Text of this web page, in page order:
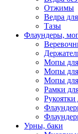
Отжимы
Ведра
Тазы
Флаундеры,
Мопы для
Мопы для
Мопы для
Рамки
Рукоятки
Урны, баки